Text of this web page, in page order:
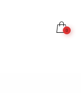
0